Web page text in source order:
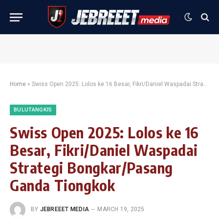
Home » Swiss Open 2025: Lolos ke 16 Besar, Fikri/Daniel Waspadai Strategi Bongkar/Pasang Ganda Tiongkok
BULUTANGKIS
Swiss Open 2025: Lolos ke 16
Besar, Fikri/Daniel Waspadai
Strategi Bongkar/Pasang
Ganda Tiongkok
BY JEBREEET MEDIA MARCH 19, 2025